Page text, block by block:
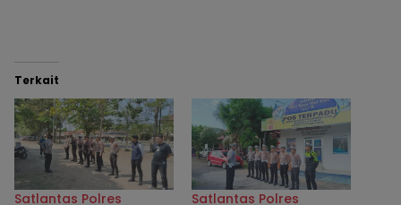
Terkait
Satlantas Polres
Satlantas Polres